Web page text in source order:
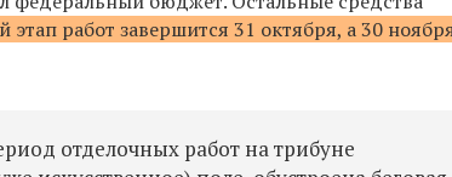
этап работ завершится 31 октября, а 30
отделочных работ на трибуне